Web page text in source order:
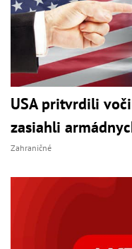
USA pritvrdili
zasiahli
Zahraničné